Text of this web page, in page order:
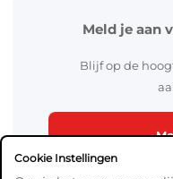
Meld je aan
Blijf op de
Cookie Instellingen